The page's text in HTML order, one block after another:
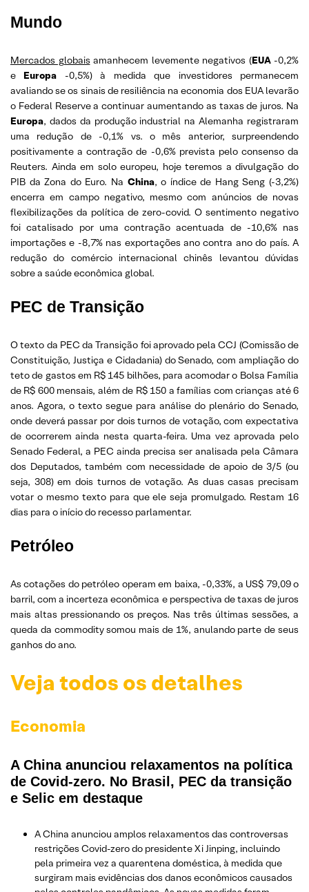
Mundo
Mercados globais amanhecem levemente negativos (EUA -0,2%
e Europa -0,5%) à medida que investidores permanecem
avaliando se os sinais de resiliência na economia dos EUA levarão
o Federal Reserve a continuar aumentando as taxas de juros. Na
Europa, dados da produção industrial na Alemanha registraram
uma redução de -0,1% vs. o mês anterior, surpreendendo
positivamente a contração de -0,6% prevista pelo consenso da
Reuters. Ainda em solo europeu, hoje teremos a divulgação do
PIB da Zona do Euro. Na China, o índice de Hang Seng (-3,2%)
encerra em campo negativo, mesmo com anúncios de novas
flexibilizações da política de zero-covid. O sentimento negativo
foi catalisado por uma contração acentuada de -10,6% nas
importações e -8,7% nas exportações ano contra ano do país. A
redução do comércio internacional chinês levantou dúvidas
sobre a saúde econômica global.
PEC de Transição
O texto da PEC da Transição foi aprovado pela CCJ (Comissão de
Constituição, Justiça e Cidadania) do Senado, com ampliação do
teto de gastos em R$ 145 bilhões, para acomodar o Bolsa Família
de R$ 600 mensais, além de R$ 150 a famílias com crianças até 6
anos. Agora, o texto segue para análise do plenário do Senado,
onde deverá passar por dois turnos de votação, com expectativa
de ocorrerem ainda nesta quarta-feira. Uma vez aprovada pelo
Senado Federal, a PEC ainda precisa ser analisada pela Câmara
dos Deputados, também com necessidade de apoio de 3/5 (ou
seja, 308) em dois turnos de votação. As duas casas precisam
votar o mesmo texto para que ele seja promulgado. Restam 16
dias para o início do recesso parlamentar.
Petróleo
As cotações do petróleo operam em baixa, -0,33%, a US$ 79,09 o
barril, com a incerteza econômica e perspectiva de taxas de juros
mais altas pressionando os preços. Nas três últimas sessões, a
queda da commodity somou mais de 1%, anulando parte de seus
ganhos do ano.
Veja todos os detalhes
Economia
A China anunciou relaxamentos na política
de Covid-zero. No Brasil, PEC da transição
e Selic em destaque
A China anunciou amplos relaxamentos das controversas
restrições Covid-zero do presidente Xi Jinping, incluindo
pela primeira vez a quarentena doméstica, à medida que
surgiram mais evidências dos danos econômicos causados